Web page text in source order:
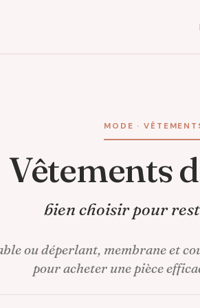
MODE ·
Vêtements
bien choisir pour
ou déperlant, membrane et
pour acheter une pièce